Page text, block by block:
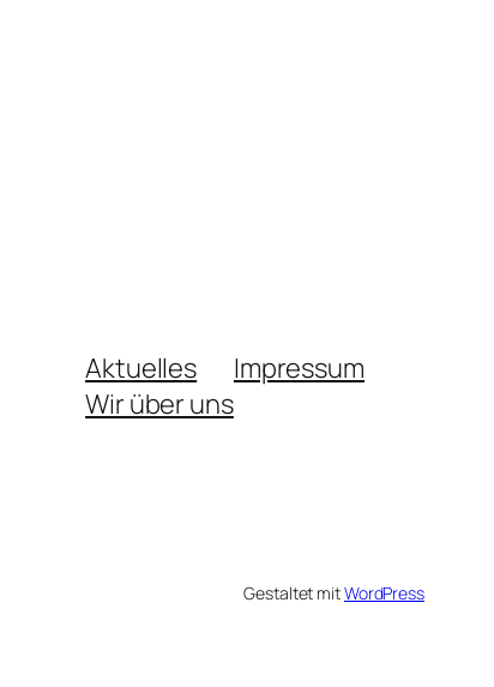
Aktuelles
Wir über uns
Impressum
Gestaltet mitWordPress